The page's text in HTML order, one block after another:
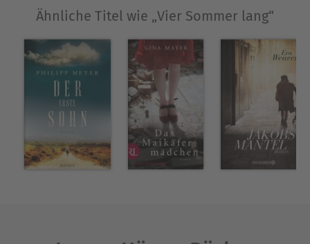
Ähnliche Titel wie „Vier Sommer lang“